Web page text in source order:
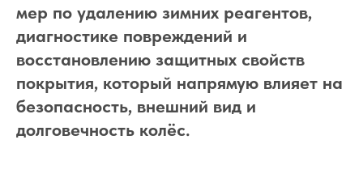
мер по удалению зимних реагентов,
диагностике повреждений и
восстановлению защитных свойств
покрытия, который напрямую влияет на
безопасность, внешний вид и
долговечность колёс.